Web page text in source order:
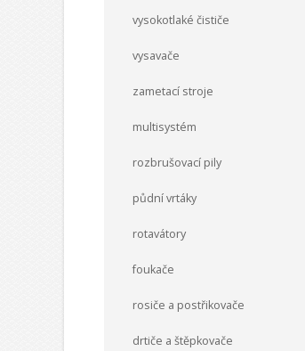
vysokotlaké čističe
vysavače
zametací stroje
multisystém
rozbrušovací pily
půdní vrtáky
rotavátory
foukače
rosiče a postřikovače
drtiče a štěpkovače